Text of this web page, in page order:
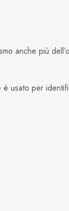
anche più
usato per